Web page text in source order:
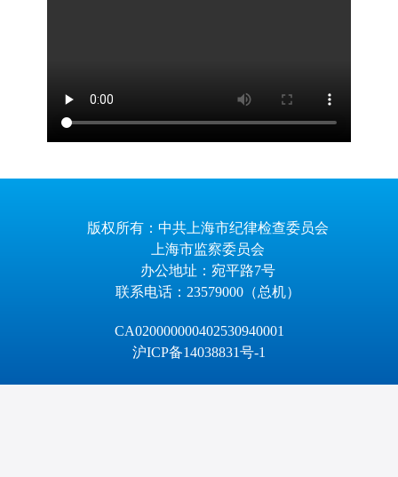
版权所有：中共上海市纪律检查委员会
上海市监察委员会
办公地址：宛平路7号
联系电话：23579000（总机）
CA020000000402530940001
沪ICP备14038831号-1